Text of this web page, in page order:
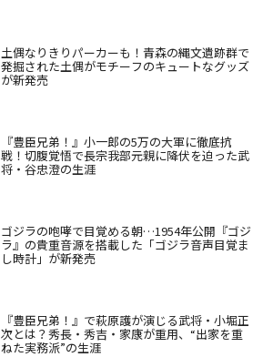
土偶なりきりパーカーも！青森の縄文遺跡群で
発掘された土偶がモチーフのキュートなグッズ
が新発売
『豊臣兄弟！』小一郎の5万の大軍に徹底抗
戦！切腹覚悟で長宗我部元親に降伏を迫った武
将・谷忠澄の生涯
ゴジラの咆哮で目覚める朝…1954年公開『ゴジ
ラ』の貴重音源を搭載した「ゴジラ音声目覚ま
し時計」が新発売
『豊臣兄弟！』で萩原護が演じる武将・小堀正
次とは？秀長・秀吉・家康が重用、“出家を重
ねた実務派”の生涯